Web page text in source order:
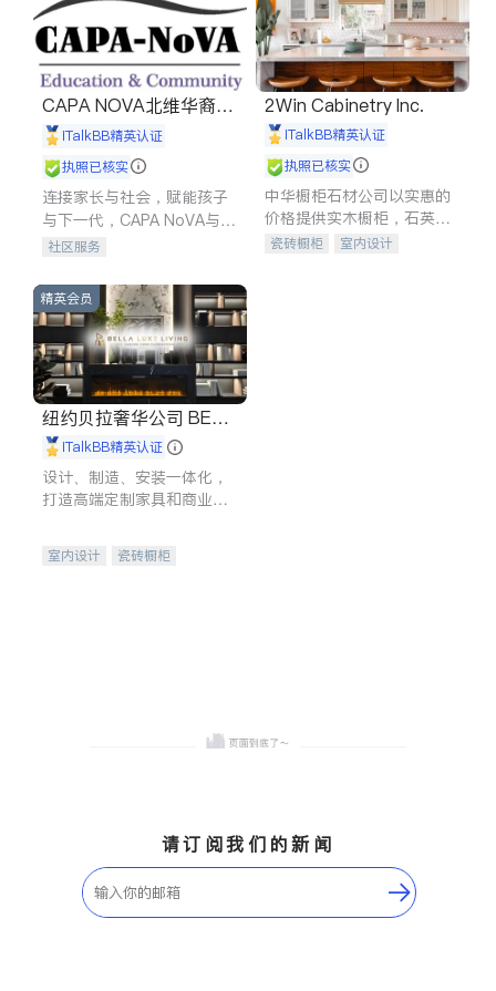
CAPA NOVA北维华裔家
长会iTalkBB精英认证
执照已核实
连接家长与社会，赋能孩子
与下一代，CAPA NoVA与您
携手建设包容、公平、充满
社区服务
2Win Cabinetry Inc.
iTalkBB精英认证
执照已核实
中华橱柜石材公司以实惠的
价格提供实木橱柜，石英石
台面，多种优质不锈钢水
瓷砖橱柜
室内设计
精英会员
纽约贝拉奢华公司 BELL
A LUXE
iTalkBB精英认证
设计、制造、安装一体化，
打造高端定制家具和商业空
室内设计
瓷砖橱柜
请订阅我们的新闻